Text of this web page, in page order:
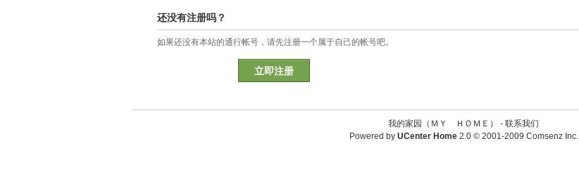
还没有注册吗？
如果还没有本站的通行帐号，请先注册一个属于自己的帐号吧。
立即注册
我的家园（ＭＹ ＨＯＭＥ） - 联系我们
Powered by UCenter Home 2.0© 2001-2009 Comsenz Inc.